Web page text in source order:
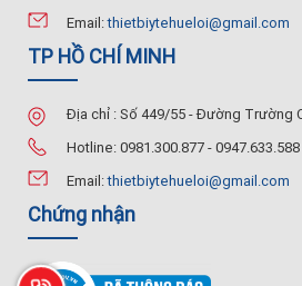
Email:thietbiytehueloi@gmail.com
TP HỒ CHÍ MINH
Địa chỉ : Số 449/55 - Đường Trường
Hotline: 0981.300.877 - 0947.633.588
Email:thietbiytehueloi@gmail.com
Chứng nhận